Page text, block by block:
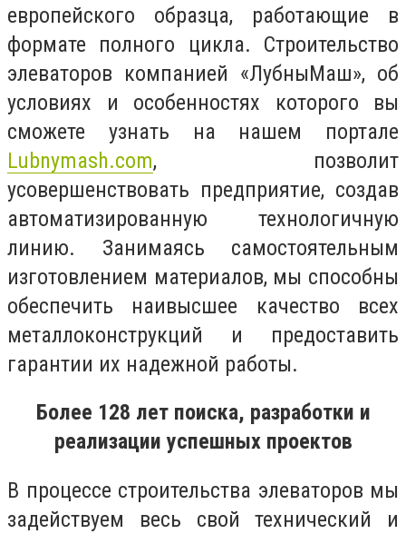
европейского образца, работающие в
формате полного цикла. Строительство
элеваторов компанией «ЛубныМаш», об
условиях и особенностях которого вы
сможете узнать на нашем портале
Lubnymash.com, позволит
усовершенствовать предприятие, создав
автоматизированную технологичную
линию. Занимаясь самостоятельным
изготовлением материалов, мы способны
обеспечить наивысшее качество всех
металлоконструкций и предоставить
гарантии их надежной работы.
Более 128 лет поиска, разработки и
реализации успешных проектов
В процессе строительства элеваторов мы
задействуем весь свой технический и